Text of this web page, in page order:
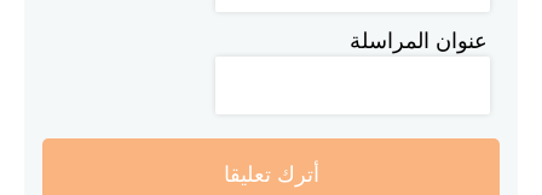
عنوان المراسلة
أترك تعليقا